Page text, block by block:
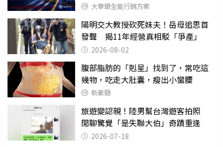
大華銀全能行銷方案
陽明交大教授砍死妹夫！岳母追思首
發聲 揭11年經營真相駁「爭產」
2026-08-02
腹部脂肪的「剋星」找到了，常吃這
幾物，吃走大肚囊，瘦出小蠻腰
新素簡
旅遊變認親！陸男幫台灣遊客拍照
閒聊驚覺「是失聯大伯」奇蹟重逢
2026-07-18